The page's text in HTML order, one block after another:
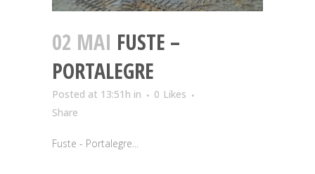
02 MAI FUSTE –
PORTALEGRE
Posted at 13:51h in 0 Likes
Share
Fuste - Portalegre...